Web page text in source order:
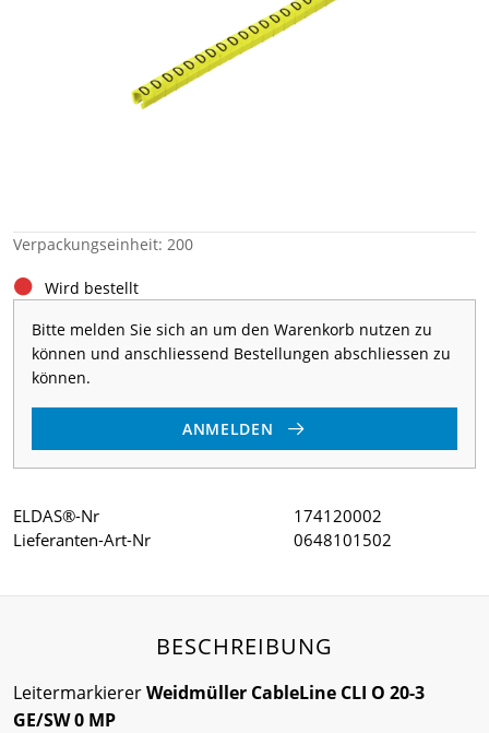
Verpackungseinheit: 200
Wird bestellt
Bitte melden Sie sich an um den Warenkorb nutzen zu
können und anschliessend Bestellungen abschliessen zu
können.
ANMELDEN
ELDAS®-Nr
174120002
Lieferanten-Art-Nr
0648101502
BESCHREIBUNG
LeitermarkiererWeidmüller CableLine CLI O 20-3
GE/SW 0 MP